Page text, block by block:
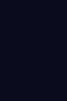
любой